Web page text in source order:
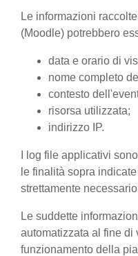
Le informazioni
(Moodle) potrebbero
data e orario di
nome completo
contesto
risorsa utilizzata;
indirizzo IP.
I log file applicativi
le finalità sopra
strettamente
Le suddette
automatizzata al fine di
funzionamento della